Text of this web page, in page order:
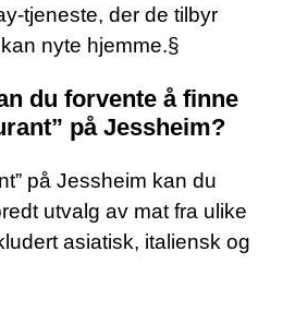
tjeneste, der de tilbyr
nyte hjemme.§
du forvente å finne
på Jessheim?
på Jessheim kan du
utvalg av mat fra ulike
asiatisk, italiensk og